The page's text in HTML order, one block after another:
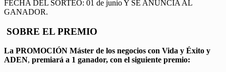
FECHA DEL SORTEO: 01 de junio Y SE ANUNCIA AL
GANADOR.
SOBRE EL PREMIO
La PROMOCIÓN Máster de los negocios con Vida y Éxito y
ADEN, premiará a 1 ganador, con el siguiente premio: